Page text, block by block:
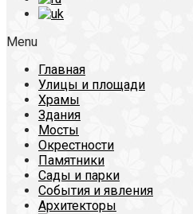
Menu
Главная
Улицы и площади
Храмы
Здания
Мосты
Окрестности
Памятники
Сады и парки
События и явления
Архитекторы